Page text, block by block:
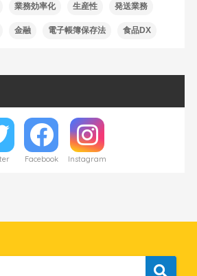
業務効率化 生産性 発送業務
金融 電子帳簿保存法 食品DX
Facebook Instagram